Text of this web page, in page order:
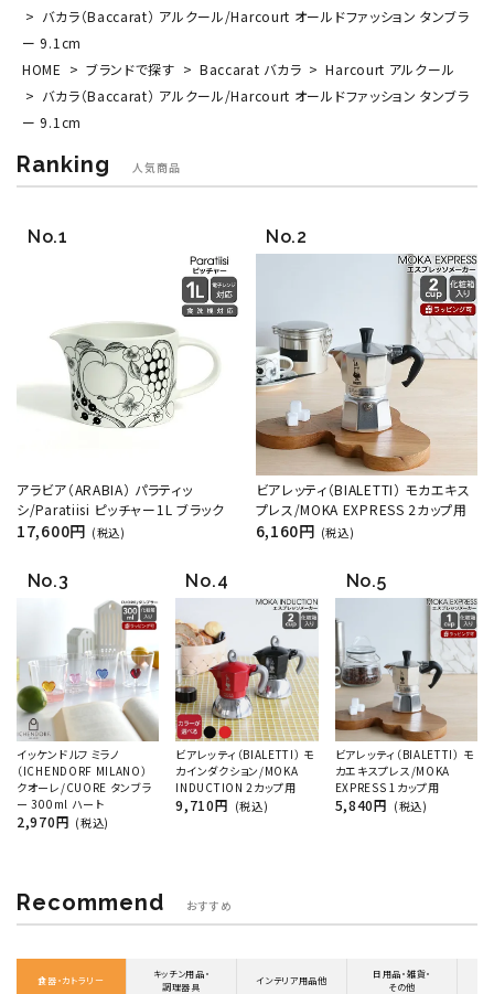
バカラ（Baccarat） アルクール/Harcourt オールドファッション タンブラ
ー 9.1cm
HOME
ブランドで探す Baccarat バカラ
Harcourt アルクール
バカラ（Baccarat） アルクール/Harcourt オールドファッション タンブラ
ー 9.1cm
Ranking 人気商品
アラビア（ARABIA） パラティッ
シ/Paratiisi ピッチャー1L ブラック
17,600円 (税込)
ビアレッティ（BIALETTI） モカエキス
プレス/MOKA EXPRESS 2カップ用
6,160円 (税込)
イッケンドルフ ミラノ
（ICHENDORF MILANO）
クオーレ/CUORE タンブラ
ー 300ml ハート
2,970円 (税込)
ビアレッティ（BIALETTI） モ
カインダクション/MOKA
INDUCTION 2カップ用
9,710円 (税込)
ビアレッティ（BIALETTI） モ
カエキスプレス/MOKA
EXPRESS 1カップ用
5,840円 (税込)
Recommend おすすめ
食器・カトラリー
キッチン用品・
調理器具
インテリア用品他
日用品・雑貨・
その他